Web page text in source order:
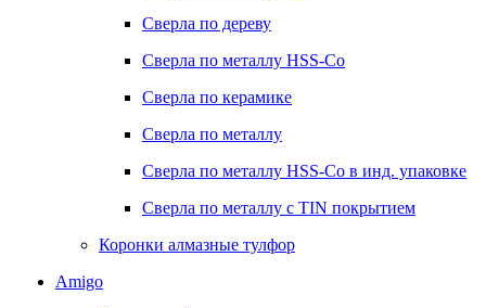
Сверла по дереву
Сверла по металлу HSS-Co
Сверла по керамике
Сверла по металлу
Сверла по металлу HSS-Co в инд. упаковке
Сверла по металлу с TIN покрытием
Коронки алмазные тулфор
Amigo